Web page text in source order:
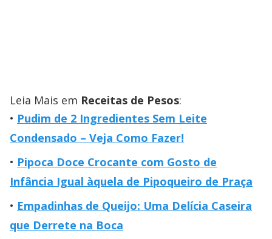
Leia Mais em Receitas de Pesos:
Pudim de 2 Ingredientes Sem Leite
Condensado – Veja Como Fazer!
Pipoca Doce Crocante com Gosto de
Infância Igual àquela de Pipoqueiro de Praça
Empadinhas de Queijo: Uma Delícia Caseira
que Derrete na Boca